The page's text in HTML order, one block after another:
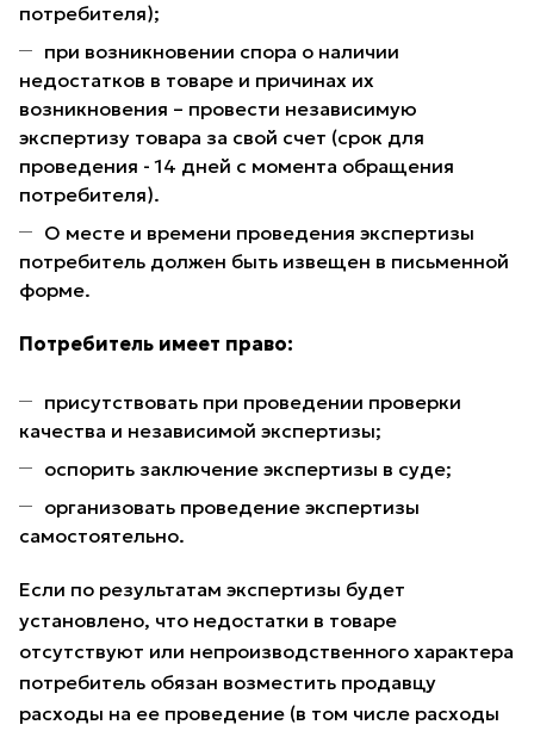
потребителя);
при возникновении спора о наличии
недостатков в товаре и причинах их
возникновения – провести независимую
экспертизу товара за свой счет (срок для
проведения - 14 дней с момента обращения
потребителя).
О месте и времени проведения экспертизы
потребитель должен быть извещен в письменной
форме.
Потребитель имеет право:
присутствовать при проведении проверки
качества и независимой экспертизы;
оспорить заключение экспертизы в суде;
организовать проведение экспертизы
самостоятельно.
Если по результатам экспертизы будет
установлено, что недостатки в товаре
отсутствуют или непроизводственного характера
потребитель обязан возместить продавцу
расходы на ее проведение (в том числе расходы